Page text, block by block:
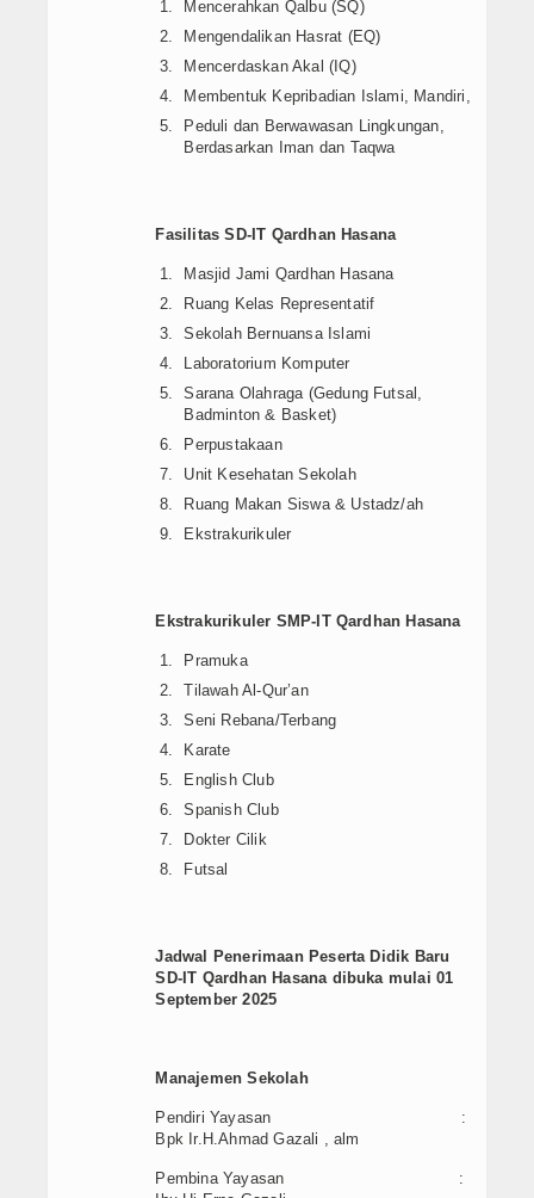
Mencerahkan Qalbu (SQ)
Mengendalikan Hasrat (EQ)
Mencerdaskan Akal (IQ)
Membentuk Kepribadian Islami, Mandiri,
Peduli dan Berwawasan Lingkungan,
Berdasarkan Iman dan Taqwa
Fasilitas SD-IT Qardhan Hasana
Masjid Jami Qardhan Hasana
Ruang Kelas Representatif
Sekolah Bernuansa Islami
Laboratorium Komputer
Sarana Olahraga (Gedung Futsal,
Badminton & Basket)
Perpustakaan
Unit Kesehatan Sekolah
Ruang Makan Siswa & Ustadz/ah
Ekstrakurikuler
Ekstrakurikuler SMP-IT Qardhan Hasana
Pramuka
Tilawah Al-Qur’an
Seni Rebana/Terbang
Karate
English Club
Spanish Club
Dokter Cilik
Futsal
Jadwal Penerimaan Peserta Didik Baru
SD-IT Qardhan Hasana dibuka mulai 01
September 2025
Manajemen Sekolah
Pendiri Yayasan :
Bpk Ir.H.Ahmad Gazali , alm
Pembina Yayasan :